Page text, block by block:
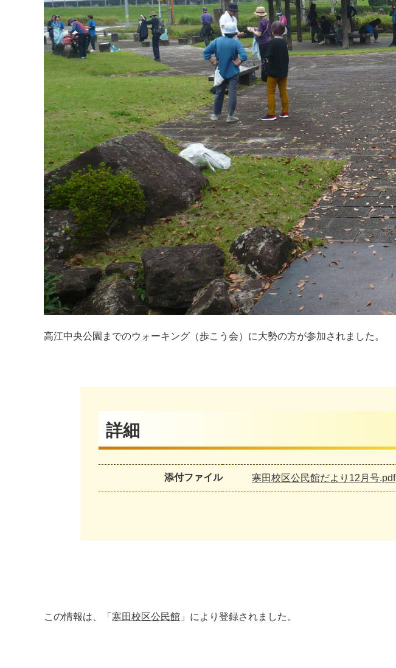
高江中央公園までのウォーキング（歩こう会）に大勢の方が参加されました。
詳細
添付ファイル 寒田校区公民館だより12月号.pdf
この情報は、「 寒田校区公民館 」により登録されました。